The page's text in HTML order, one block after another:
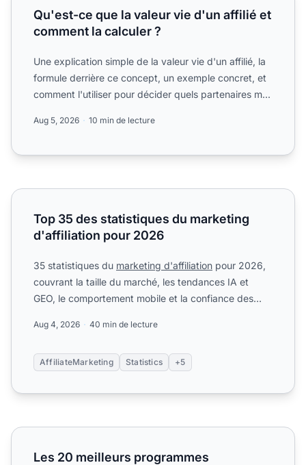
Qu'est-ce que la valeur vie d'un affilié et
comment la calculer ?
Une explication simple de la valeur vie d'un affilié, la
formule derrière ce concept, un exemple concret, et
comment l'utiliser pour décider quels partenaires m...
Aug 5, 2026 10 min de lecture
Top 35 des statistiques du marketing d'affiliation pour
Top 35 des statistiques du marketing
d'affiliation pour 2026
35 statistiques du marketing d'affiliation pour 2026,
couvrant la taille du marché, les tendances IA et
GEO, le comportement mobile et la confiance des
Aug 4, 2026 40 min de lecture
AffiliateMarketing Statistics +5
Les 20 meilleurs programmes d'affiliation pour animaux
Les 20 meilleurs programmes